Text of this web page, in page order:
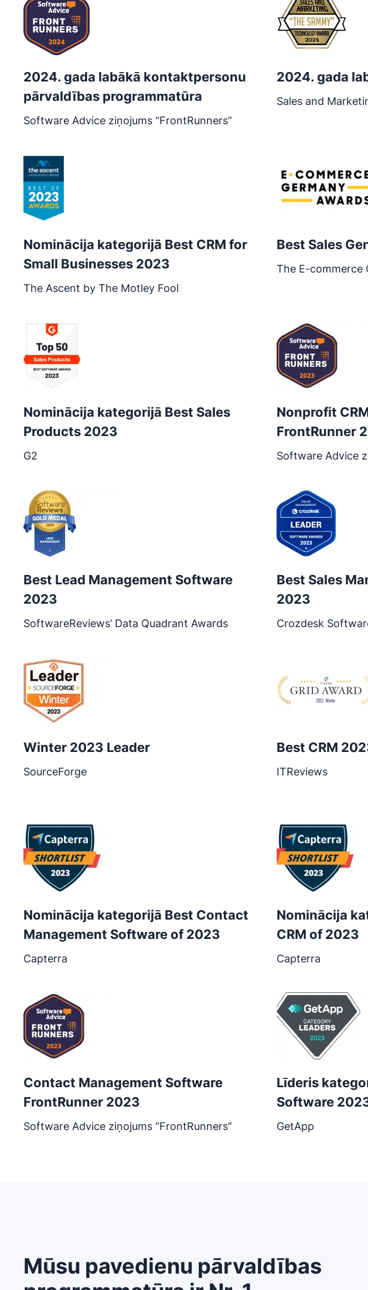
2024. gada labākā kontaktpersonu
pārvaldības programmatūra
Software Advice ziņojums “FrontRunners”
2024. gada
Sales and
Nominācija kategorijā Best CRM for
Small Businesses 2023
The Ascent by The Motley Fool
Best Sales
The E-commerce
Nominācija kategorijā Best Sales
Products 2023
G2
Nonprofit
FrontRunner
Software Advice
Best Lead Management Software
2023
SoftwareReviews’ Data Quadrant Awards
Best Sales
2023
Crozdesk
Winter 2023 Leader
SourceForge
Best CRM
ITReviews
Nominācija kategorijā Best Contact
Management Software of 2023
Capterra
Nominācija
CRM of 2023
Capterra
Contact Management Software
FrontRunner 2023
Software Advice ziņojums “FrontRunners”
Līderis
Software
GetApp
Mūsu pavedienu pārvaldības